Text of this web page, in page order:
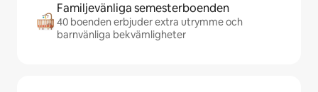
Familjevänliga semesterboenden
40 boenden erbjuder extra utrymme och
barnvänliga bekvämligheter